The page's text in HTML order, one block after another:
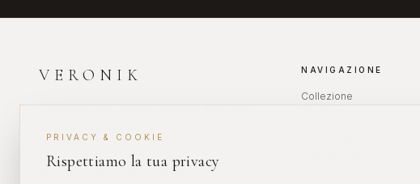
PRIVACY & COOKIE
Rispettiamo la tua privacy
VERONIK
Orologi di lusso, diamanti e gioielli selezionati
indossare.
Corso Isonzo 88, 44121 Ferrara (FE)
NAVIGAZIONE
Collezione